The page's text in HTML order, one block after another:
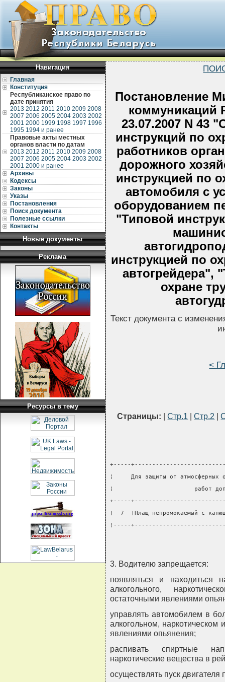
Навигация
Главная
Конституция
Республиканское право по
дате принятия
2013 2012 2011 2010 2009 2008
2007 2006 2005 2004 2003 2002
2001 2000 1999 1998 1997 1996
1995 1994 и ранее
Правовые акты местных
органов власти по датам
2013 2012 2011 2010 2009 2008
2007 2006 2005 2004 2003 2002
2001 2000 и ранее
Архивы
Кодексы
Законы
Указы
Постановления
Поиск документа
Полезные ссылки
Контакты
Новые документы
Реклама
Ресурсы в тему
Постановление
коммуникаций
23.07.2007 N 43
инструкций по
работников
дорожного
инструкцией по
автомобиля с
оборудованием
"Типовой
инструкцией по
автогрейдера",
охране
Текст документа с
<
Страницы: |Стр.1 |Стр.2 |
+-----
¦     Для защиты от атмосферных
¦                       работ
+-----
¦  7  ¦Плащ непромокаемый
¦-----
3. Водителю запрещается:
появляться и находиться
алкогольного,
остаточными явлениями
управлять автомобилем в
алкогольном, наркотическом
явлениями опьянения;
распивать спиртные
наркотические вещества в
осуществлять пуск двигателя